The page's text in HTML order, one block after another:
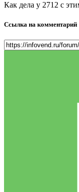
Как дела у 2712 с
Ссылка на комментарий